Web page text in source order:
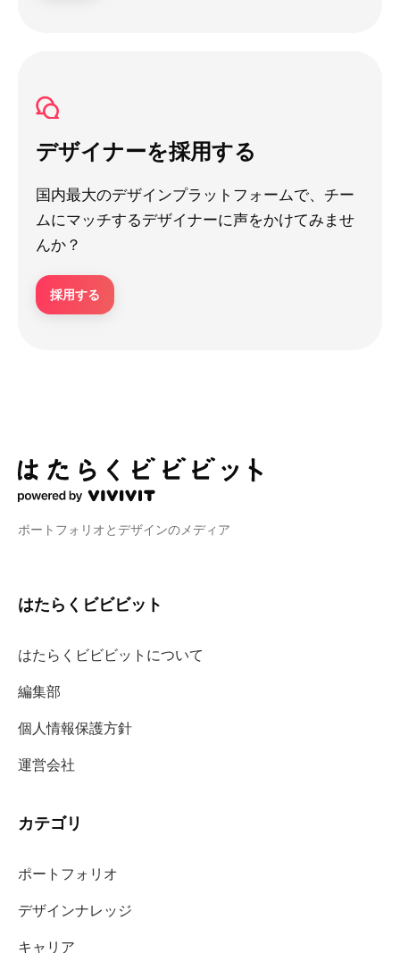
デザイナーを採用する
国内最大のデザインプラットフォームで、チー
ムにマッチするデザイナーに声をかけてみませ
んか？
採用する
ポートフォリオとデザインのメディア
はたらくビビビット
はたらくビビビットについて
編集部
個人情報保護方針
運営会社
カテゴリ
ポートフォリオ
デザインナレッジ
キャリア